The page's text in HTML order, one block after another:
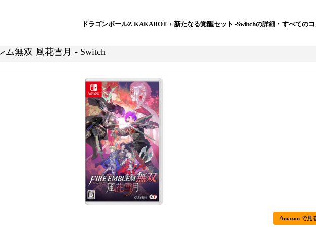
ドラゴンボールZ KAKAROT + 新たなる覚醒セット -Switchの詳細・すべての
ム無双 風花雪月 - Switch
Amazon で見